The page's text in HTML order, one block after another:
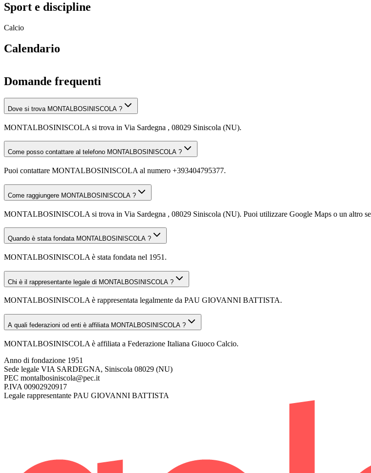
Sport e discipline
Calcio
Calendario
Domande frequenti
Dove si trova MONTALBOSINISCOLA ?
MONTALBOSINISCOLA si trova in Via Sardegna , 08029 Siniscola (NU).
Come posso contattare al telefono MONTALBOSINISCOLA ?
Puoi contattare MONTALBOSINISCOLA al numero +393404795377.
Come raggiungere MONTALBOSINISCOLA ?
MONTALBOSINISCOLA si trova in Via Sardegna , 08029 Siniscola (NU). Puoi utilizzare Google Maps o un altro
Quando è stata fondata MONTALBOSINISCOLA ?
MONTALBOSINISCOLA è stata fondata nel 1951.
Chi è il rappresentante legale di MONTALBOSINISCOLA ?
MONTALBOSINISCOLA è rappresentata legalmente da PAU GIOVANNI BATTISTA.
A quali federazioni od enti è affiliata MONTALBOSINISCOLA ?
MONTALBOSINISCOLA è affiliata a Federazione Italiana Giuoco Calcio.
Anno di fondazione 1951
Sede legale VIA SARDEGNA, Siniscola 08029 (NU)
PEC montalbosiniscola@pec.it
P.IVA 00902920917
Legale rappresentante PAU GIOVANNI BATTISTA